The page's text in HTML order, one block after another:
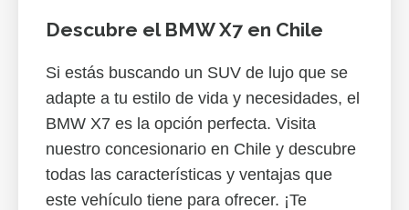
Descubre el BMW X7 en Chile
Si estás buscando un SUV de lujo que se
adapte a tu estilo de vida y necesidades, el
BMW X7 es la opción perfecta. Visita
nuestro concesionario en Chile y descubre
todas las características y ventajas que
este vehículo tiene para ofrecer. ¡Te